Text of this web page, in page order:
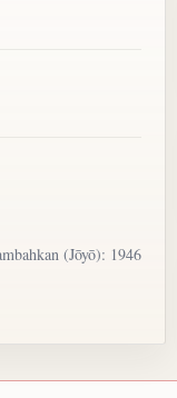
(Jōyō): 1946